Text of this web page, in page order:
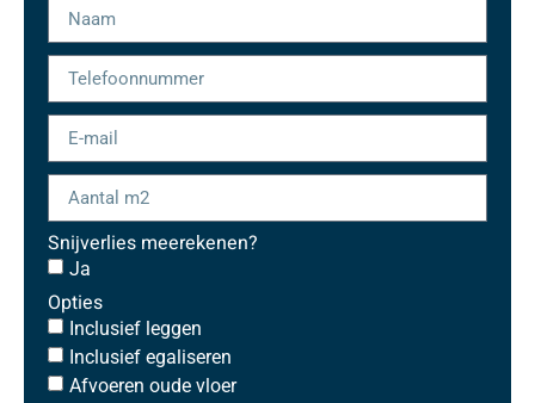
Snijverlies meerekenen?
Ja
Opties
Inclusief leggen
Inclusief egaliseren
Afvoeren oude vloer